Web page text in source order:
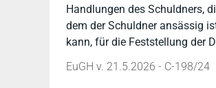
Handlungen des Schuldners,
dem der Schuldner ansässig
kann, für die Feststellung der
EuGH v. 21.5.2026 - C-198/24